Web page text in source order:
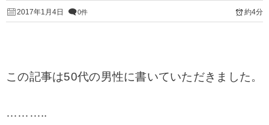
2017年1月4日 0件 約4分
この記事は50代の男性に書いていただきました。
………..